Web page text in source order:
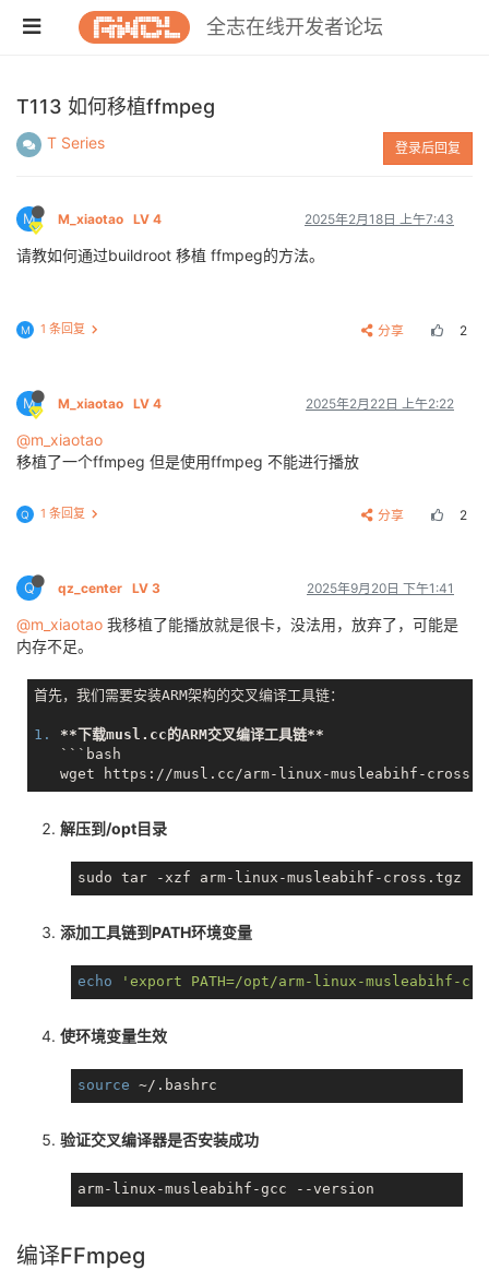
全志在线开发者论坛
T113 如何移植ffmpeg
T Series 登录后回复
M M_xiaotao LV 4 2025年2月18日 上午7:43
请教如何通过buildroot 移植 ffmpeg的方法。
M 1 条回复 分享 2
M M_xiaotao LV 4 2025年2月22日 上午2:22
@m_xiaotao
移植了一个ffmpeg 但是使用ffmpeg 不能进行播放
Q 1 条回复 分享 2
Q qz_center LV 3 2025年9月20日 下午1:41
@m_xiaotao 我移植了能播放就是很卡，没法用，放弃了，可能是
内存不足。
首先，我们需要安装ARM架构的交叉编译工具链：
1. **下载musl.cc的ARM交叉编译工具链**
```bash
解压到/opt目录
添加工具链到PATH环境变量
echo 'export PATH=/opt/arm-linux-musleabihf-
使环境变量生效
source
验证交叉编译器是否安装成功
编译FFmpeg